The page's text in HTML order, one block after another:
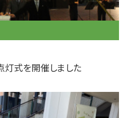
式を開催しました